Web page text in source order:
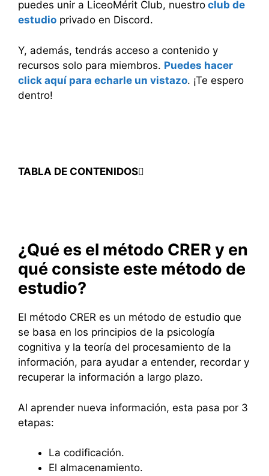
puedes unir a LiceoMérit Club, nuestro club de
estudio privado en Discord.
Y, además, tendrás acceso a contenido y
recursos solo para miembros. Puedes hacer
click aquí para echarle un vistazo. ¡Te espero
dentro!
TABLA DE CONTENIDOS
¿Qué es el método CRER y en
qué consiste este método de
estudio?
El método CRER es un método de estudio que
se basa en los principios de la psicología
cognitiva y la teoría del procesamiento de la
información, para ayudar a entender, recordar y
recuperar la información a largo plazo.
Al aprender nueva información, esta pasa por 3
etapas:
La codificación.
El almacenamiento.